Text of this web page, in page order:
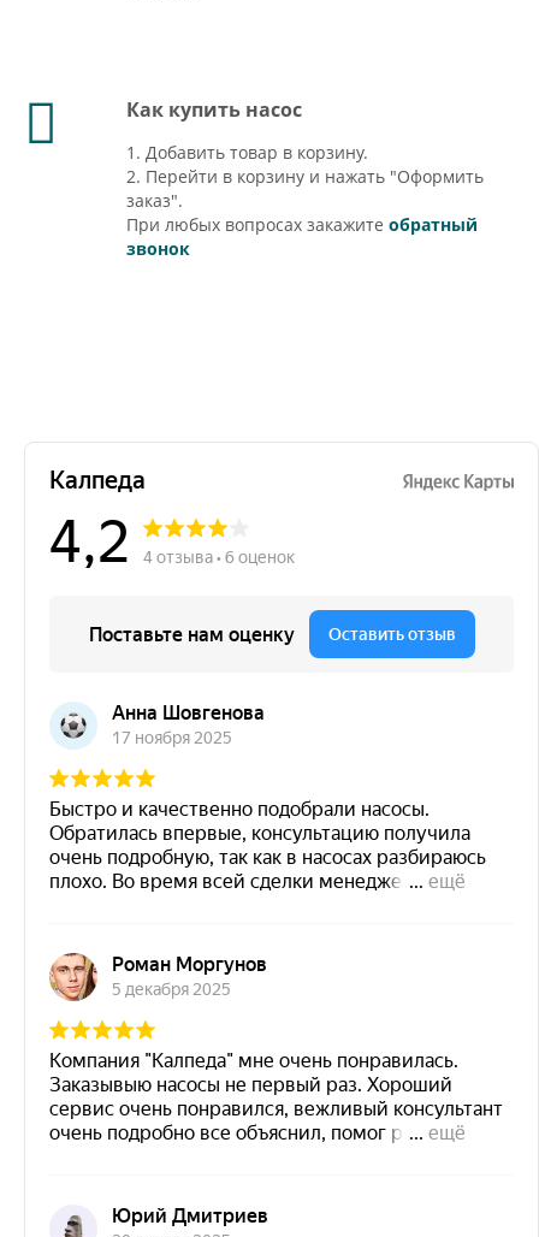
Как купить насос
1. Добавить товар в корзину.
2. Перейти в корзину и нажать "Оформить
заказ".
При любых вопросах закажите обратный
звонок